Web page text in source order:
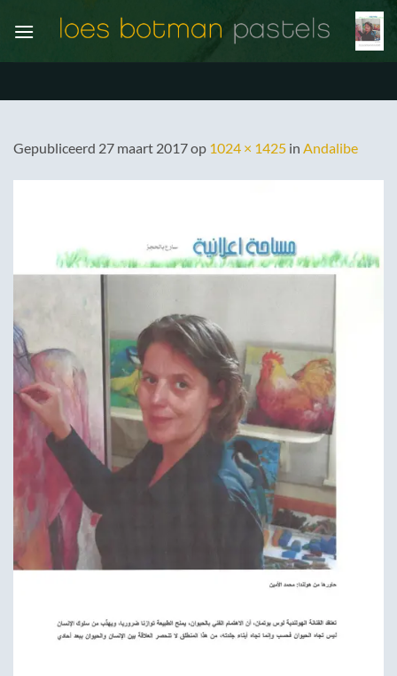
naar
Gepubliceerd 27 maart 2017op 1024 × 1425 in Andalibe